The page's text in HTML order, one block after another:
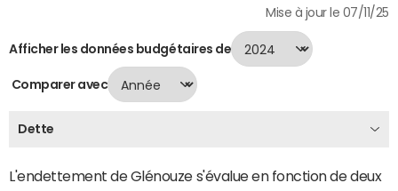
Mise à jour le 07/11/25
Afficher les données budgétaires de
Comparer avec
Dette
L'endettement de Glénouze s'évalue en fonction de deux